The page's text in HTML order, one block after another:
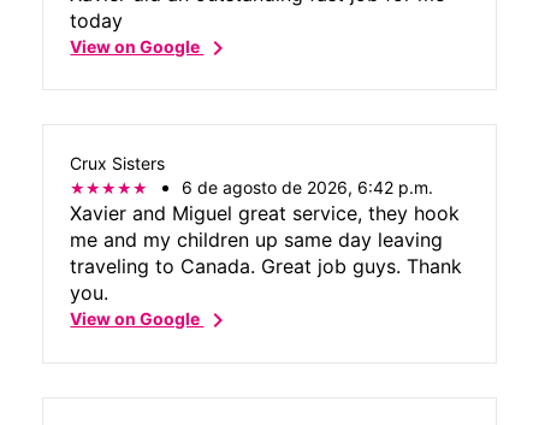
today
View on Googlechevron_right
Crux Sisters
6 de agosto de 2026, 6:42 p.m.
Xavier and Miguel great service, they hook
me and my children up same day leaving
traveling to Canada. Great job guys. Thank
you.
View on Googlechevron_right